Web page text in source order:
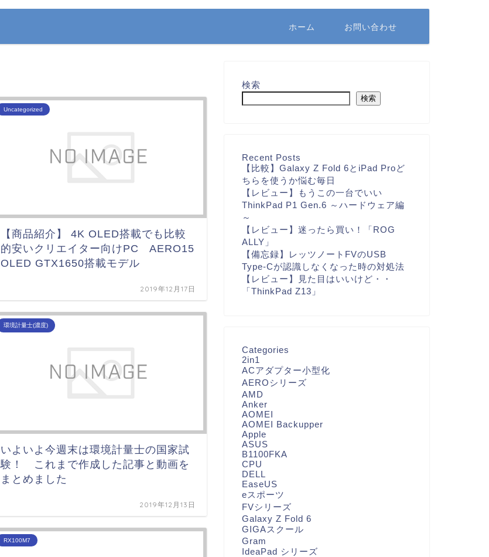
ホーム お問い合わせ
Uncategorized
【商品紹介】 4K OLED搭載でも比較
的安いクリエイター向けPC AERO15
OLED GTX1650搭載モデル
2019年12月17日
環境計量士(濃度)
いよいよ今週末は環境計量士の国家試
験！ これまで作成した記事と動画を
まとめました
2019年12月13日
RX100M7
検索
検索
Recent Posts
【比較】Galaxy Z Fold 6とiPad Proど
ちらを使うか悩む毎日
【レビュー】もうこの一台でいい
ThinkPad P1 Gen.6 ～ハードウェア編
～
【レビュー】迷ったら買い！「ROG
ALLY」
【備忘録】レッツノートFVのUSB
Type-Cが認識しなくなった時の対処法
【レビュー】見た目はいいけど・・
「ThinkPad Z13」
Categories
2in1
ACアダプター小型化
AEROシリーズ
AMD
Anker
AOMEI
AOMEI Backupper
Apple
ASUS
B1100FKA
CPU
DELL
EaseUS
eスポーツ
FVシリーズ
Galaxy Z Fold 6
GIGAスクール
Gram
IdeaPad シリーズ